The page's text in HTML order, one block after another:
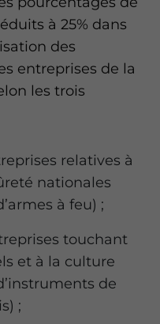
à 25% dans
des
entreprises de la
les trois
relatives à
nationales
à feu) ;
touchant
et à la culture
de
;